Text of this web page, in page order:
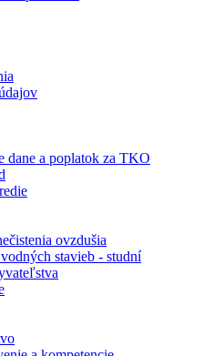
dane a poplatok za TKO
ovzdušia
stavieb - studní